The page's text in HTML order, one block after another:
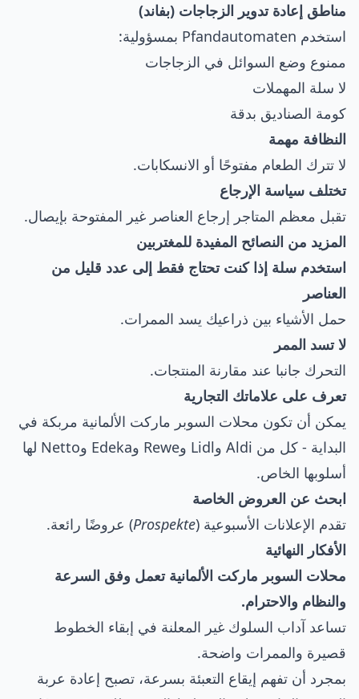
مناطق إعادة تدوير الزجاجات (بفاند)
استخدم Pfandautomaten بمسؤولية:
ممنوع وضع السوائل في الزجاجات
لا سلة المهملات
كومة الصناديق بدقة
النظافة مهمة
لا تترك الطعام مفتوحًا أو الانسكابات.
تختلف سياسة الإرجاع
تقبل معظم المتاجر إرجاع العناصر غير المفتوحة بإيصال.
المزيد من النصائح المفيدة للمغتربين
استخدم سلة إذا كنت تحتاج فقط إلى عدد قليل من
العناصر
حمل الأشياء بين ذراعيك يسد الممرات.
لا تسد الممر
التحرك جانبا عند مقارنة المنتجات.
تعرف على علاماتك التجارية
يمكن أن تكون محلات السوبر ماركت الألمانية مربكة في
البداية - كل من Aldi وLidl وRewe وEdeka وNetto لها
أسلوبها الخاص.
ابحث عن العروض الخاصة
تقدم الإعلانات الأسبوعية (Prospekte) عروضًا رائعة.
الأفكار النهائية
محلات السوبر ماركت الألمانية تعمل وفق السرعة
والنظام والاحترام.
تساعد آداب السلوك غير المعلنة في إبقاء الخطوط
قصيرة والممرات واضحة.
بمجرد أن تفهم إيقاع التعبئة بسرعة، تصبح إعادة عربة